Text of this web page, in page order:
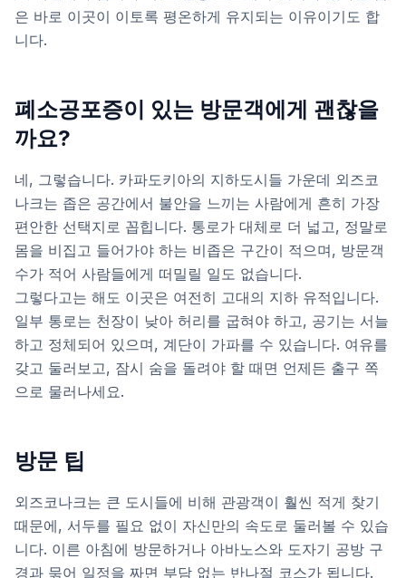
은 바로 이곳이 이토록 평온하게 유지되는 이유이기도 합
니다.
폐소공포증이 있는 방문객에게 괜찮을
까요?
네, 그렇습니다. 카파도키아의 지하도시들 가운데 외즈코
나크는 좁은 공간에서 불안을 느끼는 사람에게 흔히 가장
편안한 선택지로 꼽힙니다. 통로가 대체로 더 넓고, 정말로
몸을 비집고 들어가야 하는 비좁은 구간이 적으며, 방문객
수가 적어 사람들에게 떠밀릴 일도 없습니다.
그렇다고는 해도 이곳은 여전히 고대의 지하 유적입니다.
일부 통로는 천장이 낮아 허리를 굽혀야 하고, 공기는 서늘
하고 정체되어 있으며, 계단이 가파를 수 있습니다. 여유를
갖고 둘러보고, 잠시 숨을 돌려야 할 때면 언제든 출구 쪽
으로 물러나세요.
방문 팁
외즈코나크는 큰 도시들에 비해 관광객이 훨씬 적게 찾기
때문에, 서두를 필요 없이 자신만의 속도로 둘러볼 수 있습
니다. 이른 아침에 방문하거나 아바노스와 도자기 공방 구
경과 묶어 일정을 짜면 부담 없는 반나절 코스가 됩니다.